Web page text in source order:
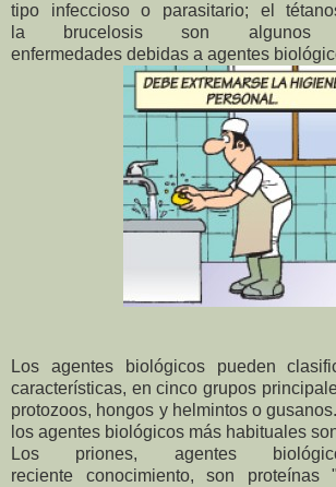
tipo infeccioso o parasitario; el
la
brucelosis son
enfermedades debidas a agentes
Los agentes biológicos pueden
características, en cinco grupos
protozoos, hongos y helmintos o
los agentes biológicos más habituales
Los priones, agentes
reciente conocimiento, son proteínas